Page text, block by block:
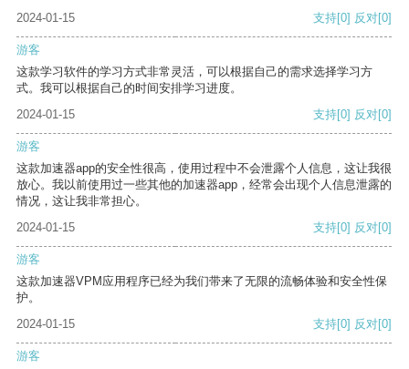
2024-01-15
支持[0] 反对[0]
游客
这款学习软件的学习方式非常灵活，可以根据自己的需求选择学习方
式。我可以根据自己的时间安排学习进度。
2024-01-15
支持[0] 反对[0]
游客
这款加速器app的安全性很高，使用过程中不会泄露个人信息，这让我很
放心。我以前使用过一些其他的加速器app，经常会出现个人信息泄露的
情况，这让我非常担心。
2024-01-15
支持[0] 反对[0]
游客
这款加速器VPM应用程序已经为我们带来了无限的流畅体验和安全性保
护。
2024-01-15
支持[0] 反对[0]
游客